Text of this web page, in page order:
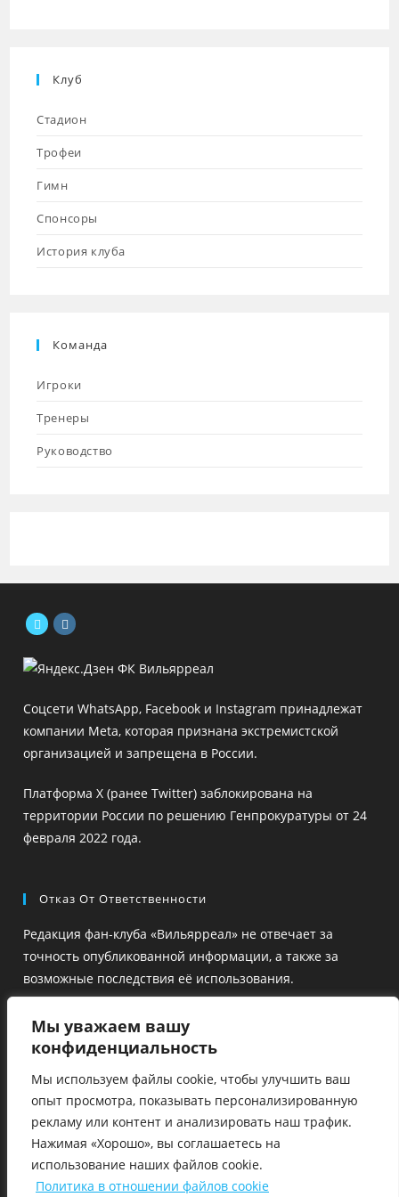
Мы уважаем вашу
конфиденциальность
Мы используем файлы cookie, чтобы улучшить ваш
опыт просмотра, показывать персонализированную
рекламу или контент и анализировать наш трафик.
Нажимая «Хорошо», вы соглашаетесь на
использование наших файлов cookie.
Политика в отношении файлов cookie
Клуб
Стадион
Трофеи
Гимн
Спонсоры
История клуба
Команда
Игроки
Тренеры
Руководство
в
вкладке
в
вкладке
Соцсети WhatsApp, Facebook и Instagram принадлежат
компании Meta, которая признана экстремистской
организацией и запрещена в России.
Платформа X (ранее Twitter) заблокирована на
территории России по решению Генпрокуратуры от 24
февраля 2022 года.
Отказ От Ответственности
Редакция фан-клуба «Вильярреал» не отвечает за
точность опубликованной информации, а также за
возможные последствия её использования.
Ссылки на сторонние ресурсы размещены для удобства
и ознакомления, но их содержание не проверяется
редакцией, и мы не гарантируем достоверность этой
информации.